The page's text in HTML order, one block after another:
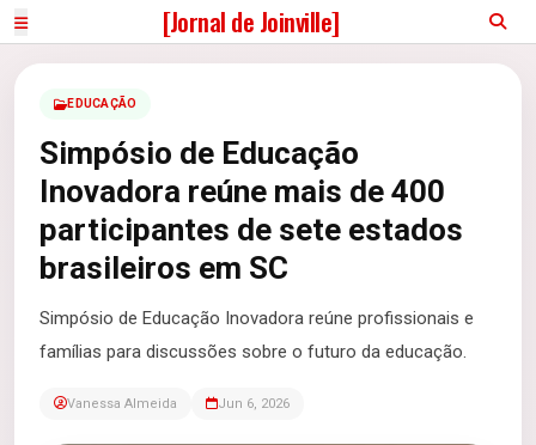
[Jornal de Joinville]
EDUCAÇÃO
Simpósio de Educação
Inovadora reúne mais de 400
participantes de sete estados
brasileiros em SC
Simpósio de Educação Inovadora reúne profissionais e
famílias para discussões sobre o futuro da educação.
Vanessa Almeida Jun 6, 2026